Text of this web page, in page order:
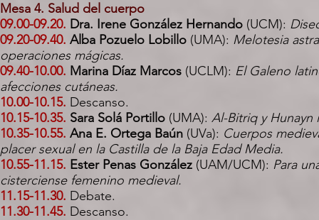
Mesa 4. Salud del cuerpo
09.00-09.20. Dra. Irene González Hernando (UCM):
09.20-09.40. Alba Pozuelo Lobillo (UMA): Melotesia
operaciones mágicas.
09.40-10.00. Marina Díaz Marcos (UCLM): El Galeno
afecciones cutáneas.
10.00-10.15. Descanso.
10.15-10.35. Sara Solá Portillo (UMA): Al-Bitriq y
10.35-10.55. Ana E. Ortega Baún (UVa): Cuerpos
placer sexual en la Castilla de la Baja Edad Media.
10.55-11.15. Ester Penas González (UAM/UCM): Para
cisterciense femenino medieval.
11.15-11.30. Debate.
11.30-11.45. Descanso.